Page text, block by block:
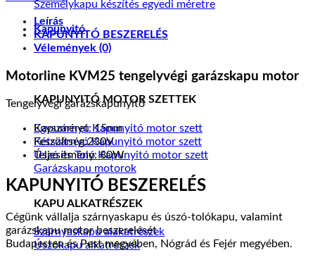
Személykapu készítés egyedi méretre
Kapunyitó
KAPUNYITÓ MOTOR SZETTEK
Egyszárnyú Kapunyitó motor szett
Kétszárnyú Kapunyitó motor szett
Úszó és Toló Kapunyitó motor szett
Garázskapu motorok
KAPU ALKATRÉSZEK
Szárnyaskapu alakatrészek
Úszókapu alkatrészek
230V,
mennyiség
Leírás
KAPUNYITÓ BESZERELÉS
Vélemények (0)
Motorline KVM25 tengelyvégi garázskapu motor
Tengelyvégi garázskapunyitó
Kapuméret: 15nm
Feszültség:230V
Teljesítmény: 80W
KAPUNYITÓ BESZERELÉS
Cégünk vállalja szárnyaskapu és úszó-tolókapu, valamint
garázskapu motor beszerelését
Budapesten és Pest megyében, Nógrád és Fejér megyében.